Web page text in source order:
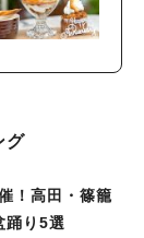
グ
！高田・篠籠
踊り5選